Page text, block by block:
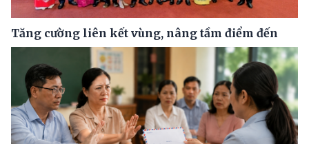
Tăng cường liên kết vùng, nâng tầm điểm đến